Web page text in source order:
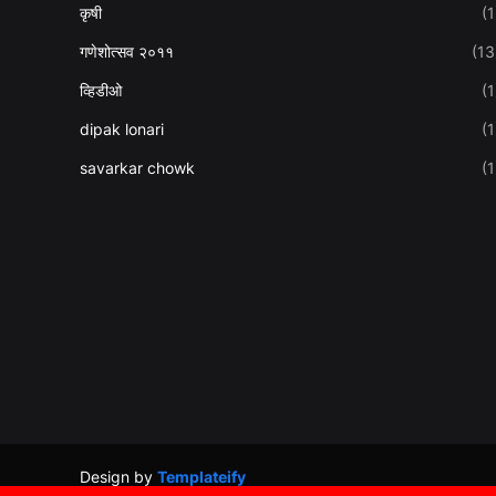
कृषी
गणेशोत्सव २०११
व्हिडीओ
dipak lonari
savarkar chowk
Design by Templateify